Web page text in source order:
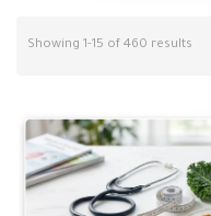
Showing 1-15 of 460 results